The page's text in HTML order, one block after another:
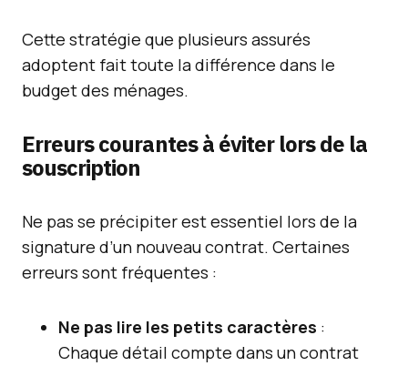
Cette stratégie que plusieurs assurés
adoptent fait toute la différence dans le
budget des ménages.
Erreurs courantes à éviter lors de la
souscription
Ne pas se précipiter est essentiel lors de la
signature d’un nouveau contrat. Certaines
erreurs sont fréquentes :
Ne pas lire les petits caractères :
Chaque détail compte dans un contrat